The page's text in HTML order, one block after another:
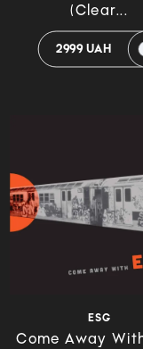
(Clear...
2999 UAH
ESG
Come Away